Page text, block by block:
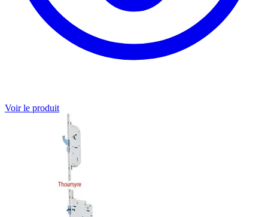
Voir le produit